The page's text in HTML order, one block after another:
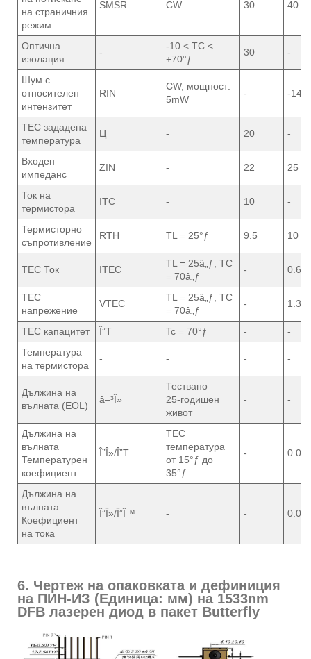
на страничния
режим
SMSR CW 30 40
Оптична
изолация
-
-10 < TC <
+70°ƒ
30 -
Шум с
относителен
интензитет
RIN
CW, мощност:
5mW
- -145
TEC зададена
температура
Ц - 20 -
Входен
импеданс
ZIN - 22 25
Ток на
термистора
ITC - 10 -
Термисторно
съпротивление
RTH TL = 25°ƒ 9.5 10
TEC Ток ITEC
TL = 25â„ƒ, TC
= 70â„ƒ
- 0.6
TEC
напрежение
VTEC
TL = 25â„ƒ, TC
= 70â„ƒ
- 1.3
TEC капацитет Î”Т Tc = 70°ƒ -
-
Температура
на термистора
- - - -
Дължина на
вълната (EOL)
â–³Î»
Тествано
25-годишен
живот
- -
Дължина на
вълната
Температурен
коефициент
Î”Î»/Î”T
TEC
температура
от 15°ƒ до
35°ƒ
- 0.09
Дължина на
вълната
Коефициент
на тока
Î”Î»/Î”Î™ - - 0.01
6. Чертеж на опаковката и дефиниция
на ПИН-ИЗ (Единица: мм) на 1533nm
DFB лазерен диод в пакет Butterfly